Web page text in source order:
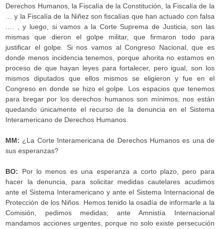
Derechos Humanos, la Fiscalía de la Constitución, la Fiscalía de la
… y la Fiscalía de la Niñez son fiscalías que han actuado con falsa
.… , y luego, si vamos a la Corte Suprema de Justicia, son las
mismas que dieron el golpe militar, que firmaron todo para
justificar el golpe. Si nos vamos al Congreso Nacional, que es
donde menos incidencia tenemos, porque ahorita no estamos en
proceso de que hayan leyes para fortalecer, pero igual, son los
mismos diputados que ellos mismos se eligieron y fue en el
Congreso en donde se hizo el golpe. Los espacios que tenemos
para bregar por los derechos humanos son mínimos, nos están
quedando únicamente el recurso de la denuncia en el Sistema
Interamericano de Derechos Humanos.
MM: ¿La Corte Interamericana de Derechos Humanos es una de
sus esperanzas?
BO: Por lo menos es una esperanza a corto plazo, pero para
hacer la denuncia, para solicitar medidas cautelares acudimos
ante el Sistema Interamericano y ante el Sistema Internacional de
Protección de los Niños. Hemos tenido la osadía de informarle a la
Comisión, pedimos medidas; ante Amnistía Internacional
mandamos acciones urgentes, porque no solo existe persecución